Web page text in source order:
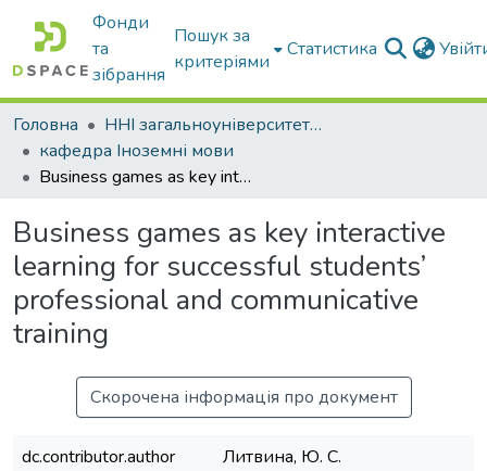
Фонди
та
зібрання
Пошук за
критеріями
Статистика
Головна
ННІ загальноуніверситетської підготовки
кафедра Іноземні мови
Business games as key interactive learning for successful students’ professional and communicative training
Business games as key interactive
learning for successful students’
professional and communicative
training
Скорочена інформація про документ
dc.contributor.author
Литвина, Ю. С.